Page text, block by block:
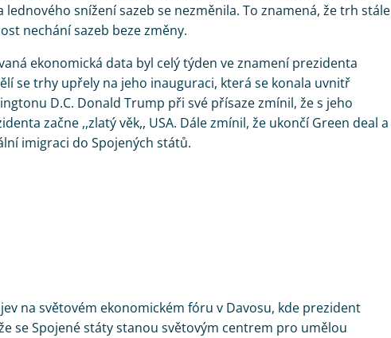
snížení sazeb se nezměnila. To znamená, že trh stále
nechání sazeb beze změny.
ekonomická data byl celý týden ve znamení prezidenta
se trhy upřely na jeho inauguraci, která se konala uvnitř
D.C. Donald Trump při své přísaze zmínil, že s jeho
začne ,,zlatý věk,, USA. Dále zmínil, že ukončí Green deal a
imigraci do Spojených států.
na světovém ekonomickém fóru v Davosu, kde prezident
se Spojené státy stanou světovým centrem pro umělou